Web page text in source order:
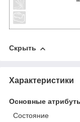
Скрыть
Характеристики
Основные
Состояние